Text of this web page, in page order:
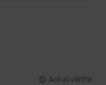
Achat vérifié